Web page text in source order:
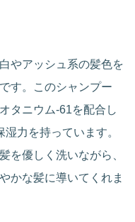
やアッシュ系の髪色を
す。このシャンプー
タニウム-61を配合し
力を持っています。
を優しく洗いながら、
かな髪に導いてくれま